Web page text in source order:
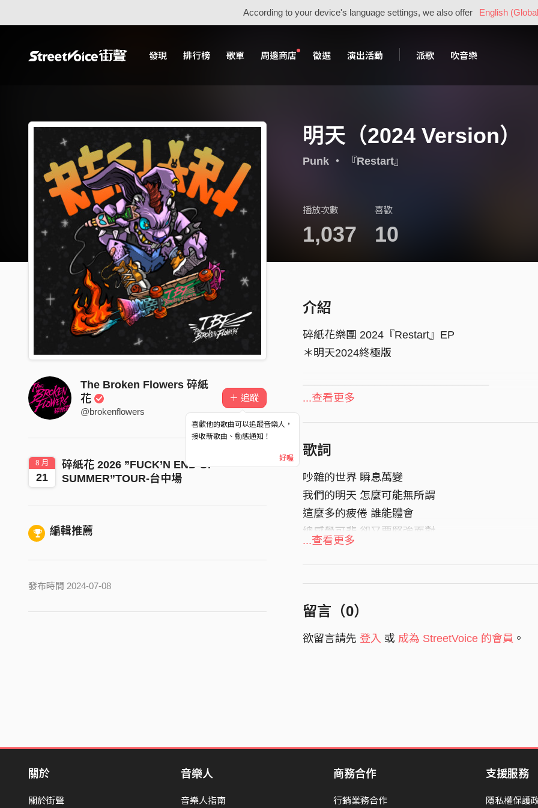
According to your device's language settings, we also offer English
發現 排行榜 歌單 周邊商店 徵選 演出活動 派歌 吹音樂
明天（2024 Version）
Punk・ 『Restart』
播放次數
1,037
喜歡
10
The Broken Flowers 碎紙
花
@brokenflowers
＋ 追蹤
喜歡他的歌曲可以追蹤音樂人，
接收新歌曲、動態通知！
好喔
8 月
21
碎紙花 2026 ”FUCK’N END OF
SUMMER”TOUR-台中場
編輯推薦
發布時間 2024-07-08
介紹
碎紙花樂團 2024『Restart』EP
＊明天2024終極版
青春勇敢 老當益壯，
【設計師】Super_tw 阿超 @super________tw
_______________________________
官方臉書｜ https://www.facebook.com/
訂閱 YouTube｜ https://www.youtube.com/
追蹤 Instagram｜https://www.instagram.com/
StreetVoice街聲｜
...查看更多
歌詞
吵雜的世界 瞬息萬變
我們的明天 怎麼可能無所謂
這麼多的疲倦 誰能體會
總感覺可悲 卻又要堅強面對
wake up !
you must be wake up !
停止用謊言 騙自己一遍一遍
wake up !
...查看更多
留言（0）
欲留言請先 登入 或 成為 StreetVoice 的會員 。
關於
關於街聲
音樂人
音樂人指南
商務合作
行銷業務合作
支援服務
隱私權保護